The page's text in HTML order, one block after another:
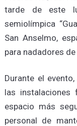
tarde de este
semiolímpica
San Anselmo,
para nadadores
Durante el
las instalaciones
espacio más
personal de